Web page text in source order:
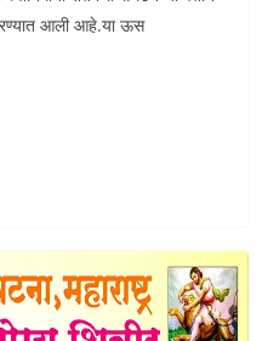
आली आहे.या ऊस